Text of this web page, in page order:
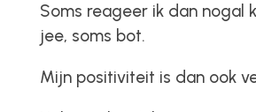
Soms reageer ik dan nogal
jee, soms bot.
Mijn positiviteit is dan ook